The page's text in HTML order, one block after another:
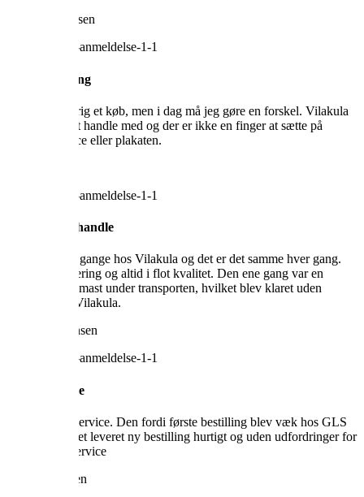
Helene Andersen
Stor anbefaling
Anmelder aldrig et køb, men i dag må jeg gøre en forskel. Vilakula
var en drøm at handle med og der er ikke en finger at sætte på
hverken service eller plakaten.
Godt sted at handle
Har handlet 3 gange hos Vilakula og det er det samme hver gang.
Lynhurtig levering og altid i flot kvalitet. Den ene gang var en
ramme blevet mast under transporten, hvilket blev klaret uden
problemer af Vilakula.
Morten Simonsen
Kanon service
Virkelig god service. Den fordi første bestilling blev væk hos GLS
og der så blevet leveret ny bestilling hurtigt og uden udfordringer for
mig. Kanon service
Malene Eriksen